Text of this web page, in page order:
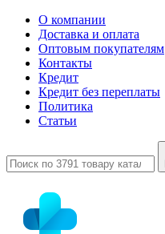
О компании
Доставка и оплата
Оптовым покупателям
Контакты
Кредит
Кредит без переплаты
Политика
Статьи